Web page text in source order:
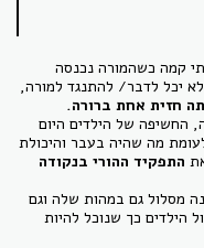
הייתי תלמידה (שנות ה 80) הייתי קמה כשהמורה נכנסה
יכל לדבר/ להתנגד למורה,
חזית אחת ברורה.
החשיפה של הילדים היום
מה שהיה בעבר והיכולת
התפקיד ההורי בנקודה
מסלול גם במהות שלה וגם
הילדים כך שנוכל להיות